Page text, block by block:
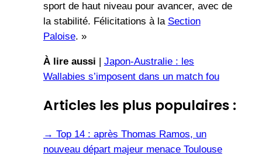
sport de haut niveau pour avancer, avec de
la stabilité. Félicitations à la Section
Paloise. »
À lire aussi | Japon-Australie : les
Wallabies s’imposent dans un match fou
Articles les plus populaires :
→ Top 14 : après Thomas Ramos, un
nouveau départ majeur menace Toulouse